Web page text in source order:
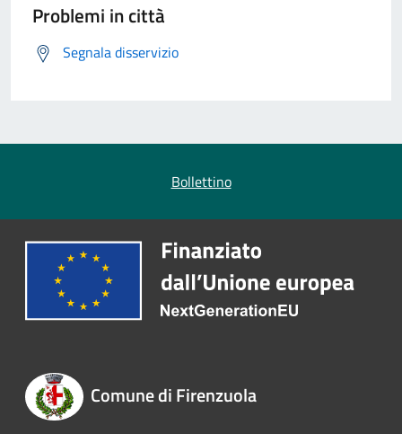
Problemi in città
Segnala disservizio
Bollettino
Comune di Firenzuola